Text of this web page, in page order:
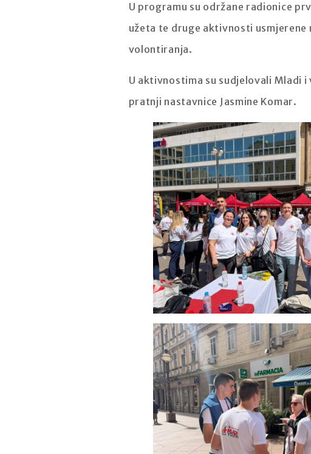
U programu su održane radionice
užeta te druge aktivnosti
volontiranja.
U aktivnostima su sudjelovali Mladi
pratnji nastavnice Jasmine Komar.